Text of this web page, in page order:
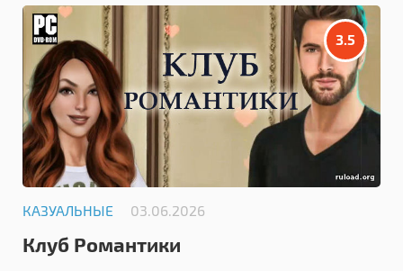
3.5
КАЗУАЛЬНЫЕ 03.06.2026
Клуб Романтики